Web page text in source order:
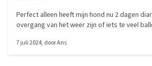
Perfect alleen heeft mijn hond nu 2 dagen diaree kan door de
overgang van het weer zijn of iets te veel
7 juli 2024, doorAns